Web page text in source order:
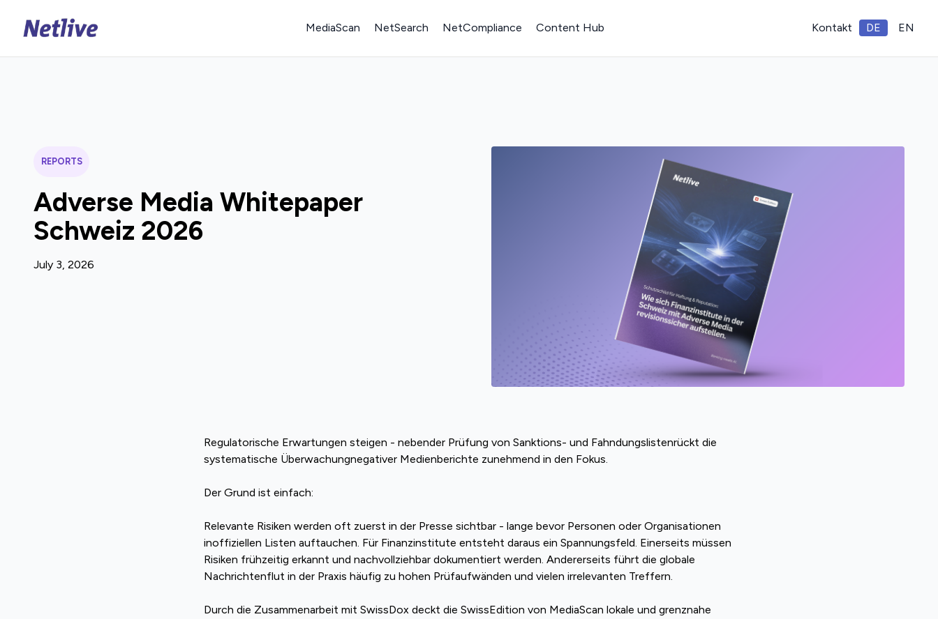
MediaScan NetSearch NetCompliance Content Hub Kontakt DE EN
REPORTS
Adverse Media Whitepaper
Schweiz 2026
July 3, 2026
Regulatorische Erwartungen steigen - nebender Prüfung von Sanktions- und Fahndungslistenrückt die
systematische Überwachungnegativer Medienberichte zunehmend in den Fokus.
Der Grund ist einfach:
Relevante Risiken werden oft zuerst in der Presse sichtbar - lange bevor Personen oder Organisationen
inoffiziellen Listen auftauchen. Für Finanzinstitute entsteht daraus ein Spannungsfeld. Einerseits müssen
Risiken frühzeitig erkannt und nachvollziehbar dokumentiert werden. Andererseits führt die globale
Nachrichtenflut in der Praxis häufig zu hohen Prüfaufwänden und vielen irrelevanten Treffern.
Durch die Zusammenarbeit mit SwissDox deckt die SwissEdition von MediaScan lokale und grenznahe